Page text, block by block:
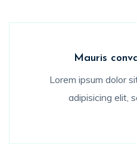
Mauris
Lorem ipsum dolor
adipisicing elit,